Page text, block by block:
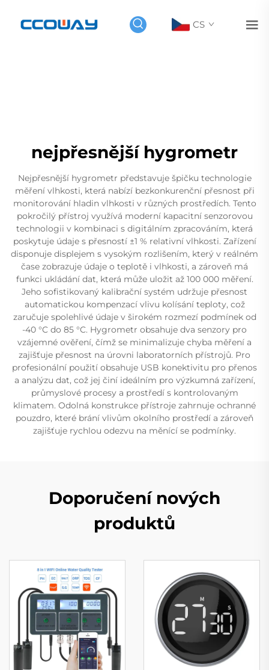
CS
nejpřesnější hygrometr
Nejpřesnější hygrometr představuje špičku technologie
měření vlhkosti, která nabízí bezkonkurenční přesnost při
monitorování hladin vlhkosti v různých prostředích. Tento
pokročilý přístroj využívá moderní kapacitní senzorovou
technologii v kombinaci s digitálním zpracováním, která
poskytuje údaje s přesností ±1 % relativní vlhkosti. Zařízení
disponuje displejem s vysokým rozlišením, který v reálném
čase zobrazuje údaje o teplotě i vlhkosti, a zároveň má
funkci ukládání dat, která může uložit až 100 000 měření.
Jeho sofistikovaný kalibrační systém udržuje přesnost
automatickou kompenzací vlivu kolísání teploty, což
zaručuje spolehlivé údaje v širokém rozmezí podmínek od
-40 °C do 85 °C. Hygrometr obsahuje dva senzory pro
vzájemné ověření, čímž se minimalizuje chyba měření a
zajišťuje přesnost na úrovni laboratorních přístrojů. Pro
profesionální použití obsahuje USB konektivitu pro přenos
a analýzu dat, což jej činí ideálním pro výzkumná zařízení,
průmyslové procesy a prostředí s kontrolovaným
klimatem. Odolná konstrukce přístroje zahrnuje ochranné
pouzdro, které brání vlivům okolního prostředí a zároveň
zajišťuje rychlou odezvu na měnící se podmínky.
Doporučení nových
produktů